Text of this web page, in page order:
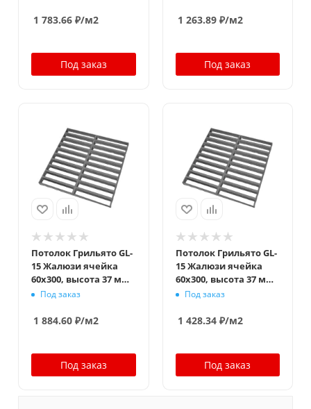
1 783.66 ₽/м2
Под заказ
1 263.89₽/м2
Под заказ
Потолок Грильято GL-
15 Жалюзи ячейка
60x300, высота 37 мм,
ширина 15 мм,
Под заказ
1 884.60 ₽/м2
Под заказ
Потолок Грильято GL-
15 Жалюзи ячейка
60x300, высота 37 мм,
ширина 15 мм,
Под заказ
1 428.34₽/м2
Под заказ